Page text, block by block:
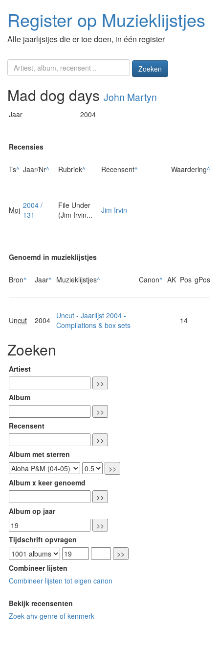
Register op Muzieklijstjes
Alle jaarlijstjes die er toe doen, in één register
Zoeken
Mad dog days John Martyn
Jaar 2004
Recensies
Ts^ Jaar/Nr^ Rubriek^ Recensent^ Waardering^
Moj 2004 /
131
File Under
(Jim Irvin...
Jim Irvin
Genoemd in muzieklijstjes
Bron^ Jaar^ Muzieklijstjes^ Canon^ AK Pos gPos
Uncut 2004
Uncut - Jaarlijst 2004 -
Compilations & box sets
14
Zoeken
Artiest
Album
Recensent
Album met sterren
Album x keer genoemd
Album op jaar
Tijdschrift opvragen
Combineer lijsten
Combineer lijsten tot eigen canon
Bekijk recensenten
Zoek ahv genre of kenmerk